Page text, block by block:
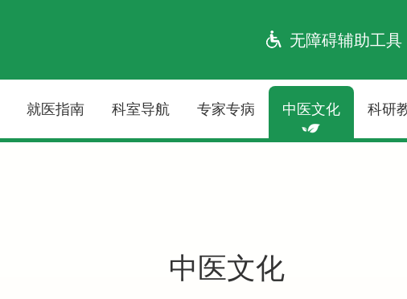
无障碍辅助工具
就医指南 科室导航 专家专病 中医文化 科研
中医文化